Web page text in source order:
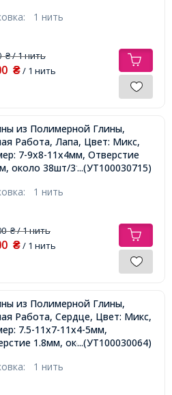
1 нить
₴/ 1 нить
₴/ 1 нить
из Полимерной Глины,
Работа, Лапа, Цвет: Микс,
7-9х8-11х4мм, Отверстие
около 38шт/31см/нить,
...(УТ100030715)
1 нить
₴/ 1 нить
₴/ 1 нить
из Полимерной Глины,
Работа, Сердце, Цвет: Микс,
7.5-11х7-11х4-5мм,
1.8мм, около 38шт/32см/
...(УТ100030064)
1 нить